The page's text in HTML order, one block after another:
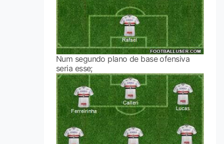
Num segundo plano de base ofensiva
seria esse;